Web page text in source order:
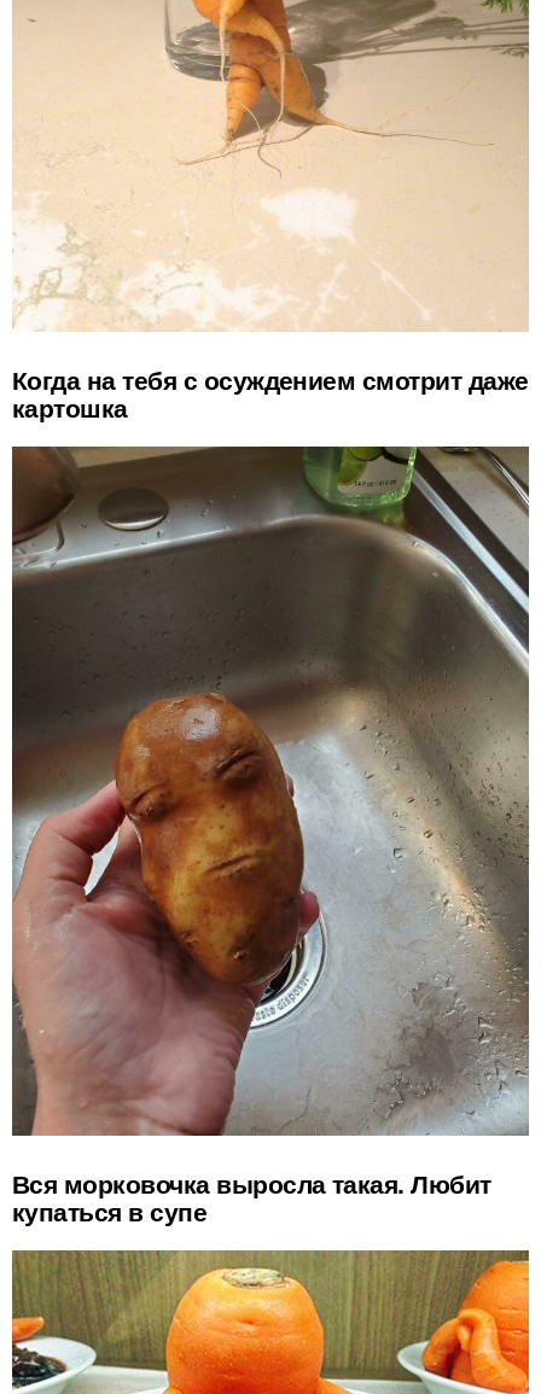
Когда на тебя с осуждением смотрит даже
картошка
Вся морковочка выросла такая. Любит
купаться в супе